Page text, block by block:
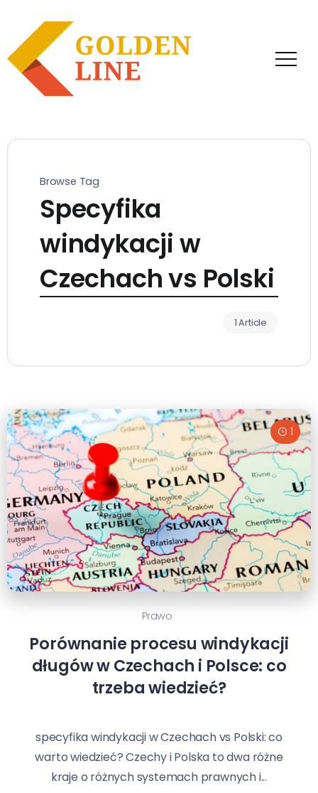
Browse Tag
Specyfika
windykacji w
Czechach vs Polski
1 Article
1
Prawo
Porównanie procesu windykacji
długów w Czechach i Polsce: co
trzeba wiedzieć?
specyfika windykacji w Czechach vs Polski: co
warto wiedzieć? Czechy i Polska to dwa różne
kraje o różnych systemach prawnych i...